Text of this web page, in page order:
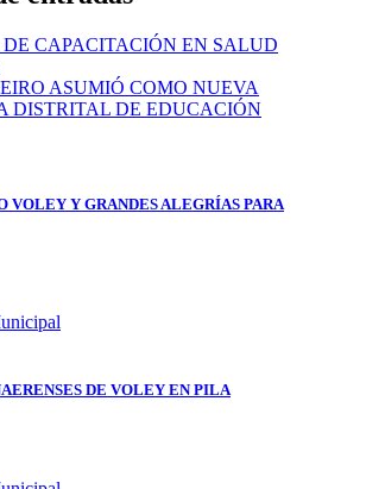
CAPACITACIÓN EN SALUD
ASUMIÓ COMO NUEVA
DISTRITAL DE EDUCACIÓN
VOLEY Y GRANDES ALEGRÍAS PARA
DE VOLEY EN PILA